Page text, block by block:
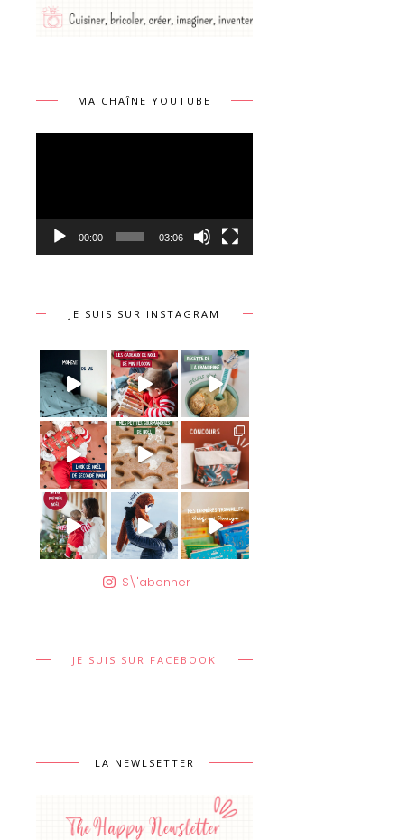
MA CHAÎNE YOUTUBE
Lecteur
00:00 03:06
JE SUIS SUR INSTAGRAM
S\'abonner
JE SUIS SUR FACEBOOK
LA NEWLSETTER